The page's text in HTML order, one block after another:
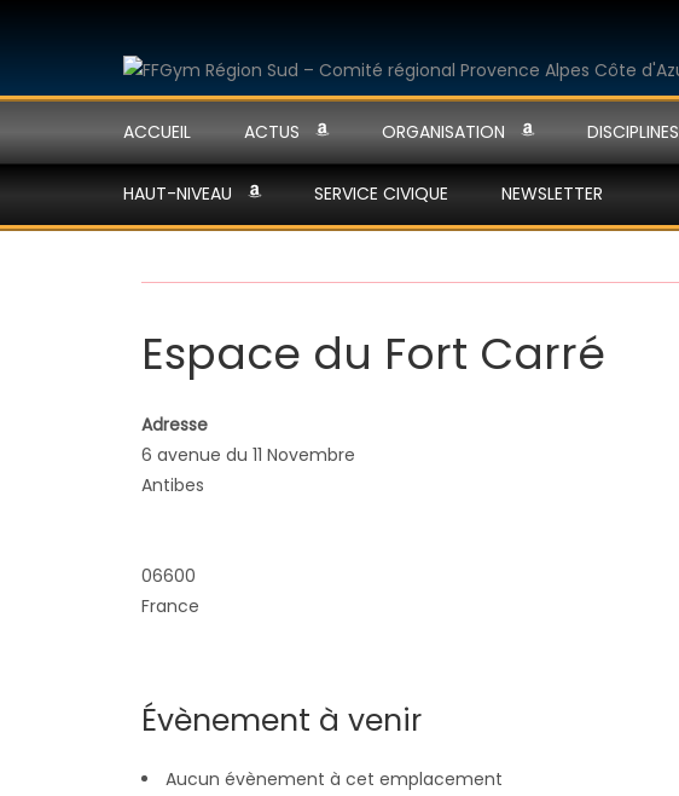
ACCUEIL ACTUS ORGANISATION DISCIPLINES
HAUT-NIVEAU SERVICE CIVIQUE NEWSLETTER
Espace du Fort Carré
Adresse
6 avenue du 11 Novembre
Antibes
06600
France
Évènement à venir
Aucun évènement à cet emplacement